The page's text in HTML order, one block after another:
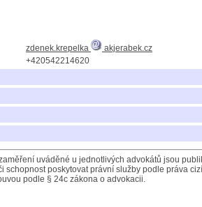
zdenek.krepelka
akjerabek.cz
+420542214620
uváděné u jednotlivých advokátů jsou
poskytovat právní služby podle práva
podle § 24c zákona o advokacii.